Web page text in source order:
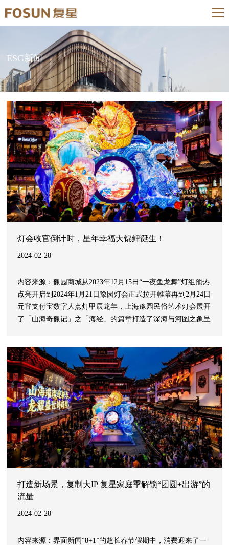
ESG新闻
灯会收官倒计时，星年幸福大锦鲤诞生！
2024-02-28
内容来源：豫园商城从2023年12月15日“一夜鱼龙舞”灯组预热
点亮开启到2024年1月21日豫园灯会正式拉开帷幕再到2月24日
元宵支付宝数字人点灯甲辰龙年，上海豫园民俗艺术灯会展开
了「山海奇豫记」之「海经」的篇章打造了深海与河图之象呈
感受灯火阑珊处的中式浪漫舍得作为上海豫园灯会首席合作伙
伴今年已是第三次携手
打造新场景，复制大IP 复星家庭季解锁“团圆+出游”的
流量
2024-02-28
内容来源：界面新闻“8+1”的超长春节假期中，消费迎来了一